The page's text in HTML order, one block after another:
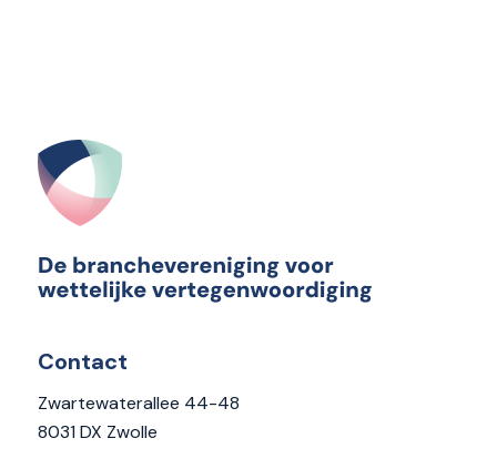
Contact
Zwartewaterallee 44-48
8031 DX Zwolle